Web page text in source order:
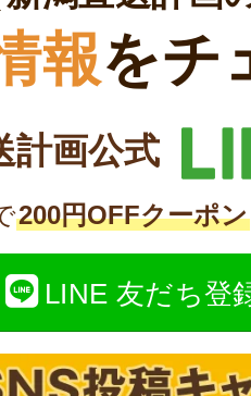
報をチ
計画公式
200円OFFクーポン
LINE 友だち登